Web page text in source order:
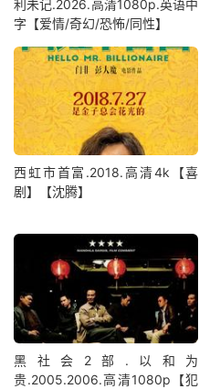
利未记.2026.高清1080p.英语中
字【爱情/奇幻/恐怖/同性】
西虹市首富.2018.高清4k【喜
剧】【沈腾】
黑社会2部.以和为
贵.2005.2006.高清1080p【犯